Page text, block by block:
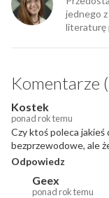
jednego
literaturę
Komentarze
Kostek
ponad rok temu
Czy ktoś poleca jakieś
bezprzewodowe, ale
Odpowiedz
Geex
ponad rok temu